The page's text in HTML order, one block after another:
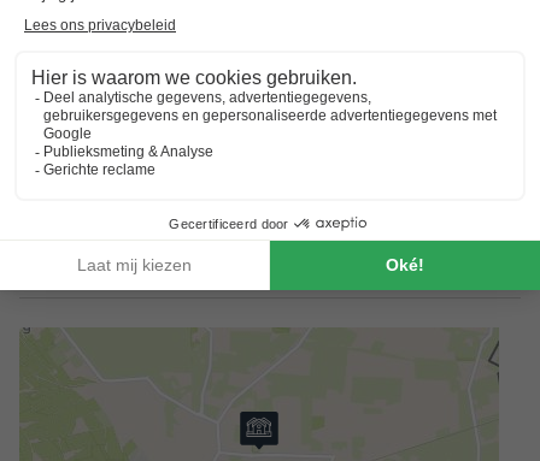
Reserveren meerdere accommodaties
Reserveringen met meerdere accommodaties zijn pas
gegarandeerd wanneer u een factuur vanuit het park ontvangt.
Self-service check-in
De receptie is beperkt geopend, maar we zijn digitaal altijd
bereikbaar.